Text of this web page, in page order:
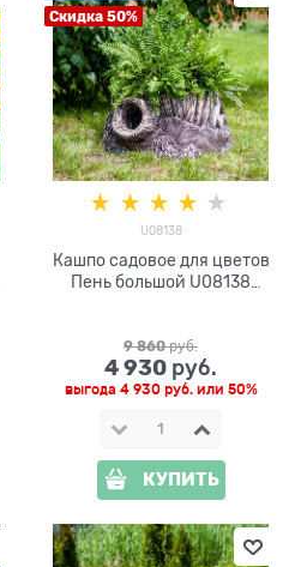
Скидка 50%
U08138
Кашпо садовое для цветов
Пень большой U08138
9 860 руб.
4 930 руб.
выгода 4 930 руб.или 50%
КУПИТЬ